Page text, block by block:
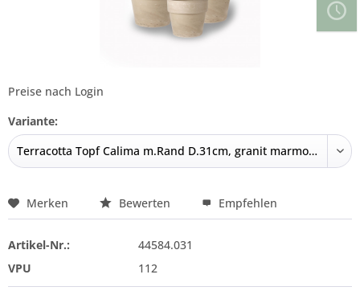
Preise nach Login
Variante:
Merken Bewerten Empfehlen
Artikel-Nr.:
44584.031
VPU
112